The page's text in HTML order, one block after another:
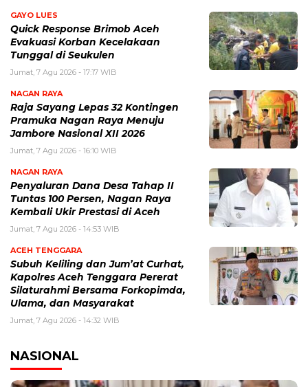
GAYO LUES
Quick Response Brimob Aceh
Evakuasi Korban Kecelakaan
Tunggal di Seukulen
Jumat, 7 Agu 2026 - 17:17 WIB
NAGAN RAYA
Raja Sayang Lepas 32 Kontingen
Pramuka Nagan Raya Menuju
Jambore Nasional XII 2026
Jumat, 7 Agu 2026 - 16:10 WIB
NAGAN RAYA
Penyaluran Dana Desa Tahap II
Tuntas 100 Persen, Nagan Raya
Kembali Ukir Prestasi di Aceh
Jumat, 7 Agu 2026 - 14:53 WIB
ACEH TENGGARA
Subuh Keliling dan Jum’at Curhat,
Kapolres Aceh Tenggara Pererat
Silaturahmi Bersama Forkopimda,
Ulama, dan Masyarakat
Jumat, 7 Agu 2026 - 14:32 WIB
NASIONAL